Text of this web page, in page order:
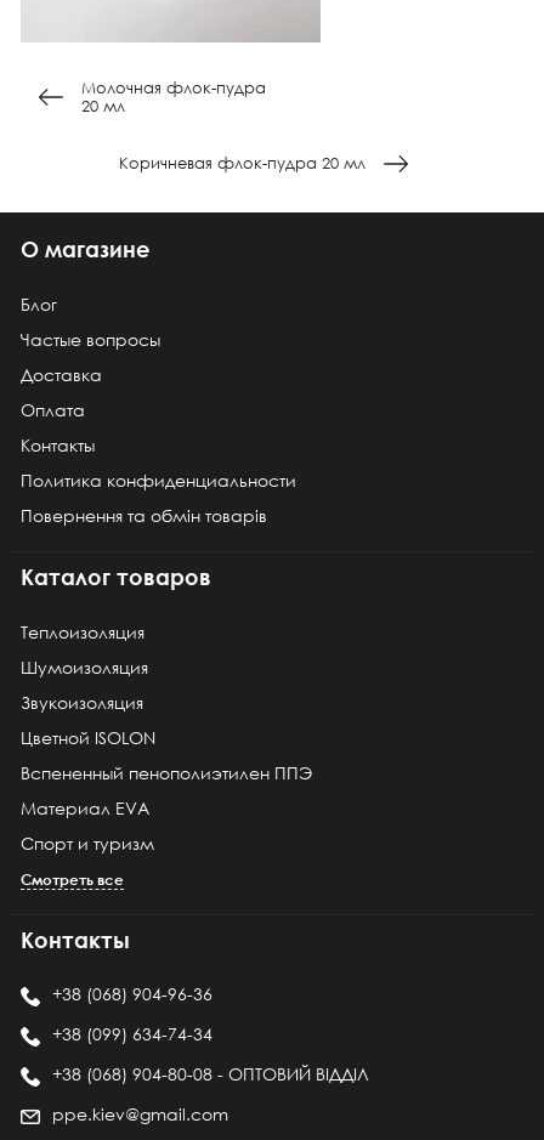
Молочная флок-пудра
20 мл
Коричневая флок-пудра 20 мл
О магазине
Блог
Частые вопросы
Доставка
Оплата
Контакты
Политика конфиденциальности
Повернення та обмін товарів
Каталог товаров
Теплоизоляция
Шумоизоляция
Звукоизоляция
Цветной ISOLON
Вспененный пенополиэтилен ППЭ
Материал EVA
Спорт и туризм
Смотреть все
Контакты
+38 (068) 904-96-36
+38 (099) 634-74-34
+38 (068) 904-80-08 - ОПТОВИЙ ВІДДІЛ
ppe.kiev@gmail.com